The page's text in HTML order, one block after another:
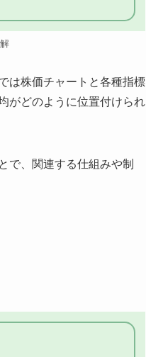
は株価チャートと各種指標
がどのように位置付けられ
で、関連する仕組みや制